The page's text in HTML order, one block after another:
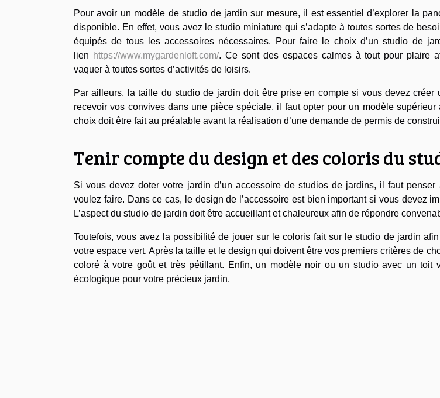
Pour avoir un modèle de studio de jardin sur mesure, il est essentiel d’explorer la
disponible. En effet, vous avez le studio miniature qui s’adapte à toutes sortes de
équipés de tous les accessoires nécessaires. Pour faire le choix d’un studio de
lien https://www.mygardenloft.com/. Ce sont des espaces calmes à tout pour plaire
vaquer à toutes sortes d’activités de loisirs.
Par ailleurs, la taille du studio de jardin doit être prise en compte si vous devez créer
recevoir vos convives dans une pièce spéciale, il faut opter pour un modèle supérieur
choix doit être fait au préalable avant la réalisation d’une demande de permis de
Tenir compte du design et des coloris du
Si vous devez doter votre jardin d’un accessoire de studios de jardins, il faut
voulez faire. Dans ce cas, le design de l’accessoire est bien important si vous devez
L’aspect du studio de jardin doit être accueillant et chaleureux afin de répondre
Toutefois, vous avez la possibilité de jouer sur le coloris fait sur le studio de jardin afin
votre espace vert. Après la taille et le design qui doivent être vos premiers critères de
coloré à votre goût et très pétillant. Enfin, un modèle noir ou un studio avec un toit
écologique pour votre précieux jardin.